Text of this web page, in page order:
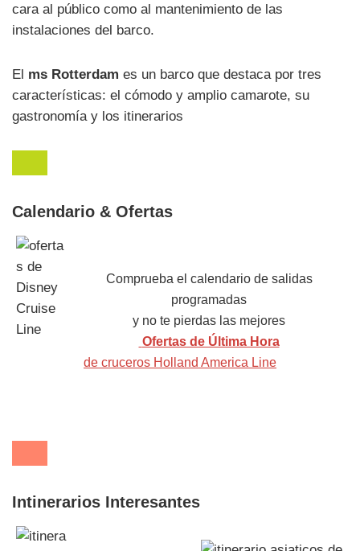
cara al público como al mantenimiento de las
instalaciones del barco.
El ms Rotterdam es un barco que destaca por tres
características: el cómodo y amplio camarote, su
gastronomía y los itinerarios
Calendario & Ofertas
Comprueba el calendario de salidas
programadas
y no te pierdas las mejores
Ofertas de Última Hora
de cruceros Holland America Line
Intinerarios Interesantes